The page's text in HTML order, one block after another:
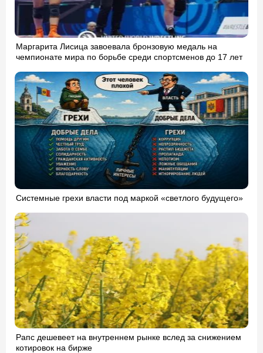
Маргарита Лисица завоевала бронзовую медаль на
чемпионате мира по борьбе среди спортсменов до 17 лет
Системные грехи власти под маркой «светлого будущего»
Рапс дешевеет на внутреннем рынке вслед за снижением
котировок на бирже